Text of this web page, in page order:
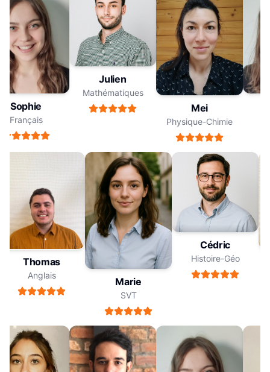
Sophie
Français
Julien
Mathématiques
Mei
Physique-Chimie
Thomas
Anglais
Marie
SVT
Cédric
Histoire-Géo